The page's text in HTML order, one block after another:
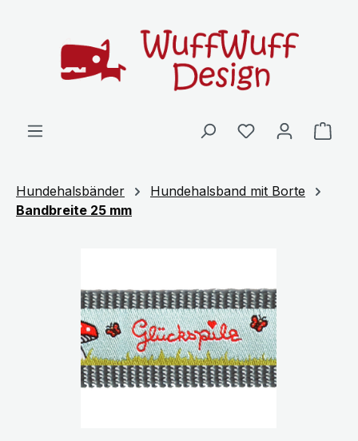
Hundehalsbänder
Hundehalsband mit Borte
Bandbreite 25 mm